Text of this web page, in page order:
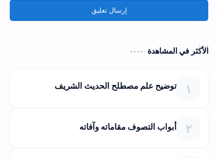
إرسال تعليق
الأكثر في المشاهدة
توضيح علم مصطلح الحديث الشريف
أبواب التصوف مقاماته وآفاته